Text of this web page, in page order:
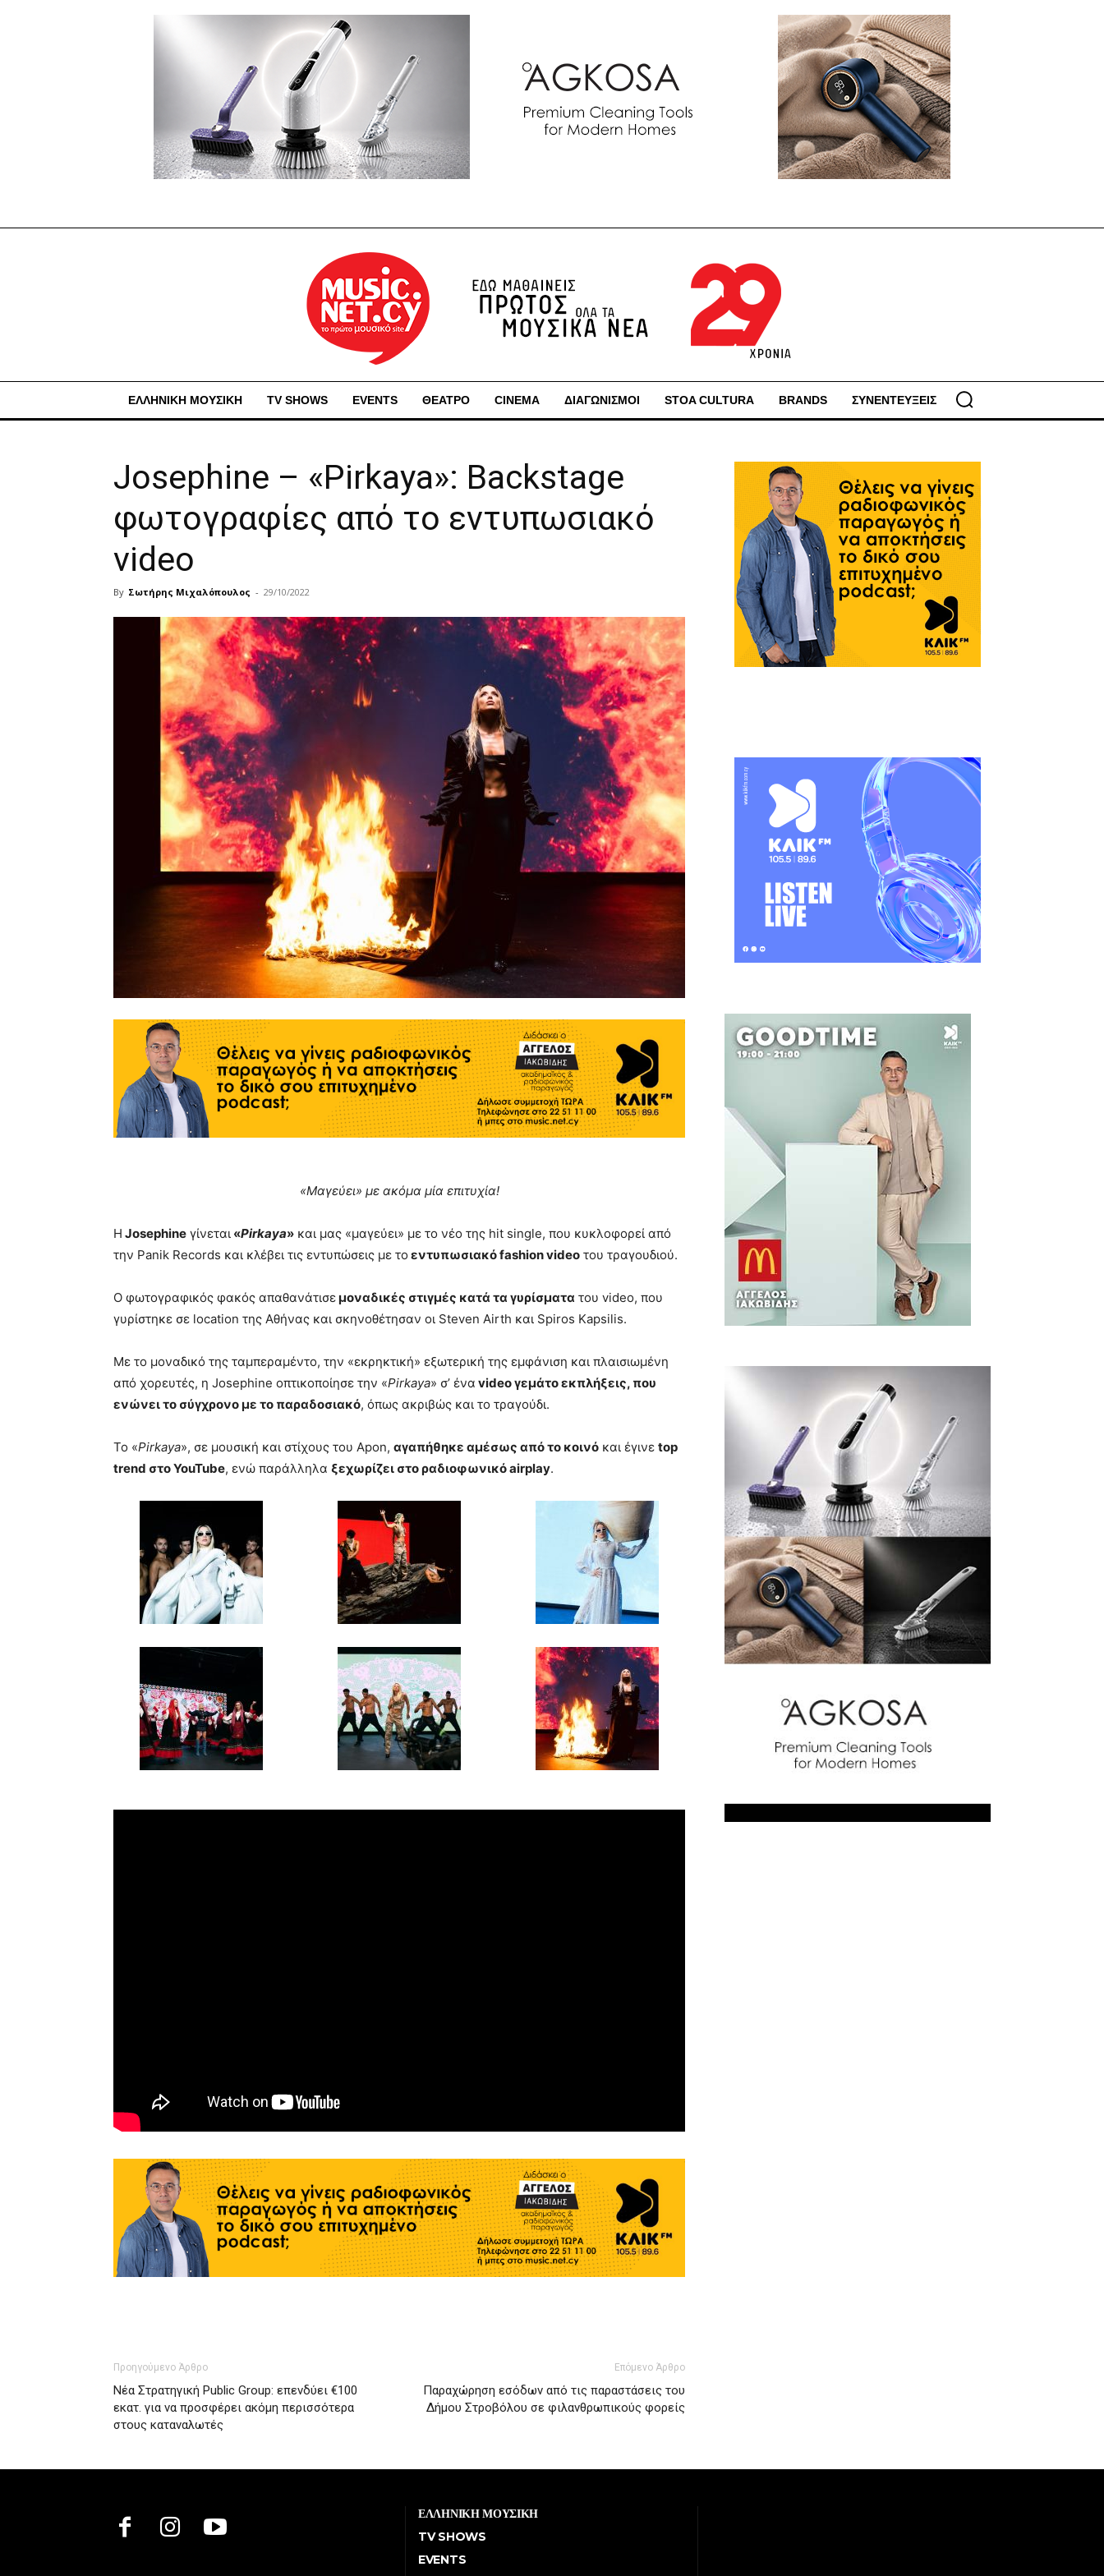
ΕΛΛΗΝΙΚΗ ΜΟΥΣΙΚΗ TV SHOWS EVENTS ΘΕΑΤΡΟ CINEMA ΔΙΑΓΩΝΙΣΜΟΙ STOA CULTURA BRANDS ΣΥΝΕΝΤΕΥΞΕΙΣ
Josephine – «Pirkaya»: Backstage
φωτογραφίες από το εντυπωσιακό
video
By Σωτήρης Μιχαλόπουλος - 29/10/2022
«Μαγεύει» με ακόμα μία επιτυχία!
Η Josephine γίνεται «Pirkaya» και μας «μαγεύει» με το νέο της hit single, που κυκλοφορεί από
την Panik Records και κλέβει τις εντυπώσεις με το εντυπωσιακό fashion video του τραγουδιού.
Ο φωτογραφικός φακός απαθανάτισεμοναδικές στιγμές κατά τα γυρίσματα του video, που
γυρίστηκε σε location της Αθήνας και σκηνοθέτησαν οι Steven Airth και Spiros Kapsilis.
Με το μοναδικό της ταμπεραμέντο, την «εκρηκτική» εξωτερική της εμφάνιση και πλαισιωμένη
από χορευτές, η Josephine οπτικοποίησε την «Pirkaya» σ’ ένα video γεμάτο εκπλήξεις, που
ενώνει το σύγχρονο με το παραδοσιακό, όπως ακριβώς και το τραγούδι.
Το «Pirkaya», σε μουσική και στίχους του Apon, αγαπήθηκε αμέσως από το κοινό και έγινε top
trend στο YouTube, ενώ παράλληλα ξεχωρίζει στο ραδιοφωνικό airplay.
Προηγούμενο Άρθρο
Νέα Στρατηγική Public Group: επενδύει €100
εκατ. για να προσφέρει ακόμη περισσότερα
στους καταναλωτές
Επόμενο Άρθρο
Παραχώρηση εσόδων από τις παραστάσεις του
Δήμου Στροβόλου σε φιλανθρωπικούς φορείς
ΕΛΛΗΝΙΚΗ ΜΟΥΣΙΚΗ
TV SHOWS
EVENTS